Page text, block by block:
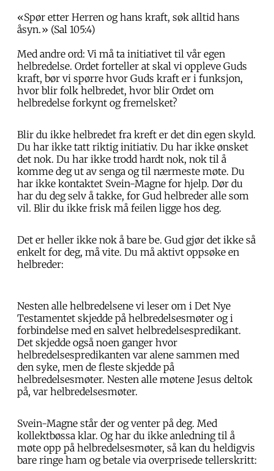
«Spør etter Herren og hans kraft, søk alltid hans
åsyn.» (Sal 105:4)
Med andre ord: Vi må ta initiativet til vår egen
helbredelse. Ordet forteller at skal vi oppleve Guds
kraft, bør vi spørre hvor Guds kraft er i funksjon,
hvor blir folk helbredet, hvor blir Ordet om
helbredelse forkynt og fremelsket?
Blir du ikke helbredet fra kreft er det din egen skyld.
Du har ikke tatt riktig initiativ. Du har ikke ønsket
det nok. Du har ikke trodd hardt nok, nok til å
komme deg ut av senga og til nærmeste møte. Du
har ikke kontaktet Svein-Magne for hjelp. Dør du
har du deg selv å takke, for Gud helbreder alle som
vil. Blir du ikke frisk må feilen ligge hos deg.
Det er heller ikke nok å bare be. Gud gjør det ikke så
enkelt for deg, må vite. Du må aktivt oppsøke en
helbreder:
Nesten alle helbredelsene vi leser om i Det Nye
Testamentet skjedde på helbredelsesmøter og i
forbindelse med en salvet helbredelsespredikant.
Det skjedde også noen ganger hvor
helbredelsespredikanten var alene sammen med
den syke, men de fleste skjedde på
helbredelsesmøter. Nesten alle møtene Jesus deltok
på, var helbredelsesmøter.
Svein-Magne står der og venter på deg. Med
kollektbøssa klar. Og har du ikke anledning til å
møte opp på helbredelsesmøter, så kan du heldigvis
bare ringe ham og betale via overprisede tellerskritt: